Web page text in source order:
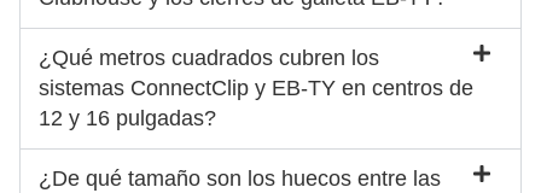
¿Qué metros cuadrados cubren los
sistemas ConnectClip y EB-TY en centros de
12 y 16 pulgadas?
¿De qué tamaño son los huecos entre las